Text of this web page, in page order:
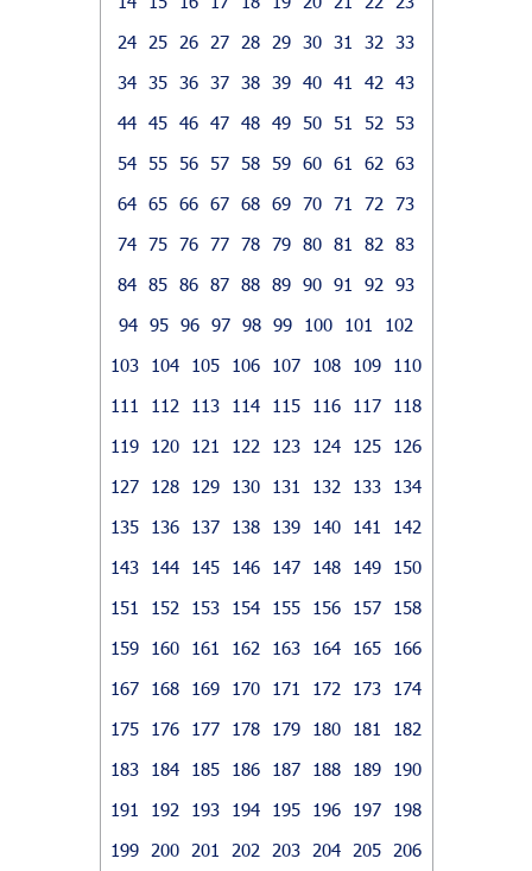
24
25 26 27 28 29 30 31 32
33
34
35 36 37 38 39 40 41 42
43
44 45 46 47 48 49 50 51 52
53
54
55 56 57 58 59 60 61 62
63
64 65 66 67 68 69 70 71 72
73
74 75 76 77 78 79 80 81 82
83
84 85 86 87 88 89 90 91 92
93
94 95 96 97 98 99 100 101
102
103
104 105 106 107 108 109
110
111
112 113 114 115 116 117
118
119
120 121 122 123 124 125
126
127
128 129 130 131 132 133
134
135
136 137 138 139 140 141
142
143
144 145 146 147 148 149
150
151
152 153 154 155 156 157
158
159
160 161 162 163 164 165
166
167
168 169 170 171 172 173
174
175
176 177 178 179 180 181
182
183
184 185 186 187 188 189
190
191
192 193 194 195 196 197
198
199
200 201 202 203 204 205
206